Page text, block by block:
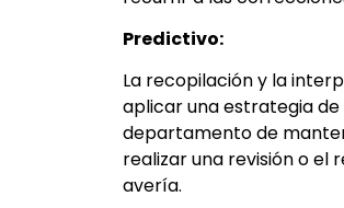
Predictivo:
La recopilación y la
aplicar una estrategia de
departamento de
realizar una revisión o el
avería.